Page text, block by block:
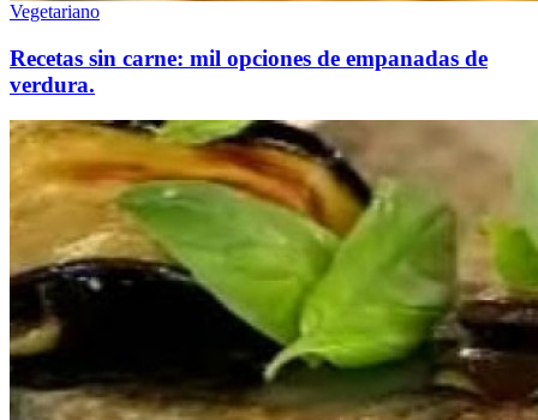
Vegetariano
Recetas sin carne: mil opciones de empanadas de
verdura.